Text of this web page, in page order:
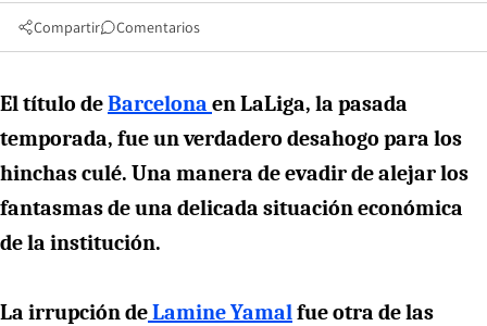
Compartir Comentarios
El título deBarcelona en LaLiga, la pasada
temporada, fue un verdadero desahogo para los
hinchas culé. Una manera de evadir de alejar los
fantasmas de una delicada situación económica
de la institución.
La irrupción deLamine Yamalfue otra de las